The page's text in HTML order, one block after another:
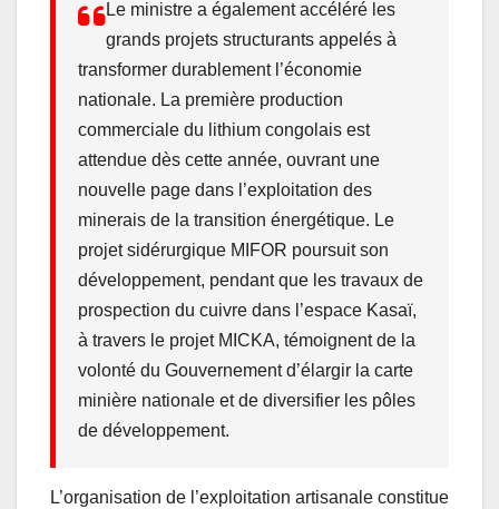
Le ministre a également accéléré les
grands projets structurants appelés à
transformer durablement l’économie
nationale. La première production
commerciale du lithium congolais est
attendue dès cette année, ouvrant une
nouvelle page dans l’exploitation des
minerais de la transition énergétique. Le
projet sidérurgique MIFOR poursuit son
développement, pendant que les travaux de
prospection du cuivre dans l’espace Kasaï,
à travers le projet MICKA, témoignent de la
volonté du Gouvernement d’élargir la carte
minière nationale et de diversifier les pôles
de développement.
L’organisation de l’exploitation artisanale constitue